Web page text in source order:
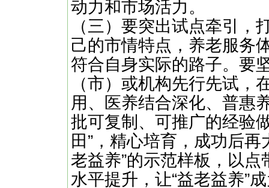
动力和市场活力。
（三）要突出试点牵引，
己的市情特点，养老服务
符合自身实际的路子。要
（市）或机构先行先试，
用、医养结合深化、普惠
批可复制、可推广的经验
田”，精心培育，成功后
老益养”的示范样板，以
水平提升，让“益老益养”